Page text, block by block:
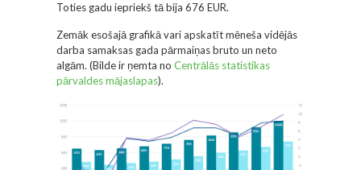
Toties gadu iepriekš tā bija 676 EUR.
Zemāk esošajā grafikā vari apskatīt mēneša vidējās
darba samaksas gada pārmaiņas bruto un neto
algām. (Bilde ir ņemta no Centrālās statistikas
pārvaldes mājaslapas).